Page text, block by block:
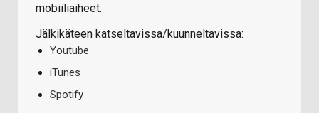
mobiiliaiheet.
Jälkikäteen katseltavissa/kuunneltavissa:
Youtube
iTunes
Spotify